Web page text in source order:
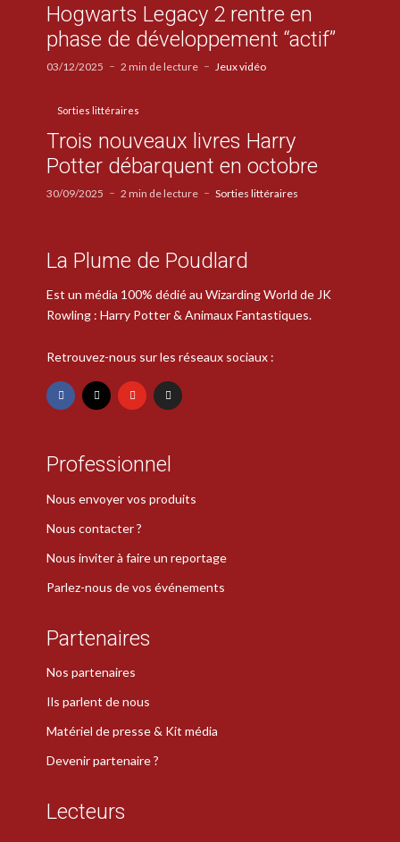
Hogwarts Legacy 2 rentre en
phase de développement “actif”
03/12/2025 2 min de lecture Jeux vidéo
Sorties littéraires
Trois nouveaux livres Harry
Potter débarquent en octobre
30/09/2025 2 min de lecture Sorties littéraires
La Plume de Poudlard
Est un média 100% dédié au Wizarding World de JK
Rowling : Harry Potter & Animaux Fantastiques.
Retrouvez-nous sur les réseaux sociaux :
Professionnel
Nous envoyer vos produits
Nous contacter ?
Nous inviter à faire un reportage
Parlez-nous de vos événements
Partenaires
Nos partenaires
Ils parlent de nous
Matériel de presse & Kit média
Devenir partenaire ?
Lecteurs